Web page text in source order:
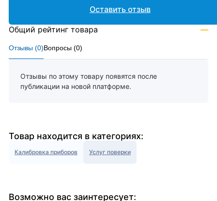
Отзывы (0)Вопросы (0)
Отзывы по этому товару появятся после
публикации на новой платформе.
Оставить отзыв
Общий рейтинг товара —
Товар находится в категориях:
Калибровка приборов Услуг поверки
Возможно вас заинтересует: